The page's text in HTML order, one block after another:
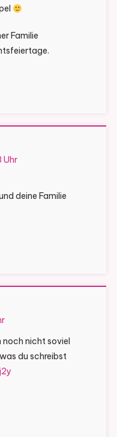
Familie
Uhr
deine Familie
noch nicht soviel
du schreibst